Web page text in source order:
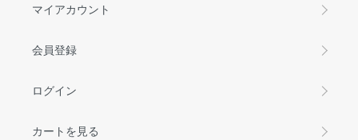
マイアカウント
会員登録
ログイン
カートを見る